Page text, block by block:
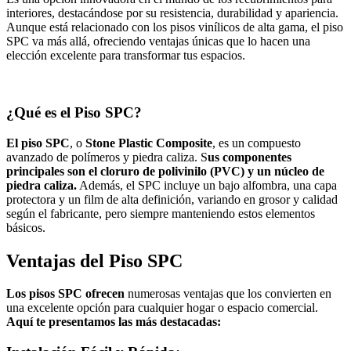
interiores, destacándose por su resistencia, durabilidad y apariencia.
Aunque está relacionado con los pisos vinílicos de alta gama, el piso
SPC va más allá, ofreciendo ventajas únicas que lo hacen una
elección excelente para transformar tus espacios.
¿Qué es el Piso SPC?
El piso SPC, o Stone Plastic Composite, es un compuesto
avanzado de polímeros y piedra caliza. Sus componentes
principales son el cloruro de polivinilo (PVC) y un núcleo de
piedra caliza. Además, el SPC incluye un bajo alfombra, una capa
protectora y un film de alta definición, variando en grosor y calidad
según el fabricante, pero siempre manteniendo estos elementos
básicos.
Ventajas del Piso SPC
Los pisos SPC ofrecen numerosas ventajas que los convierten en
una excelente opción para cualquier hogar o espacio comercial.
Aquí te presentamos las más destacadas: